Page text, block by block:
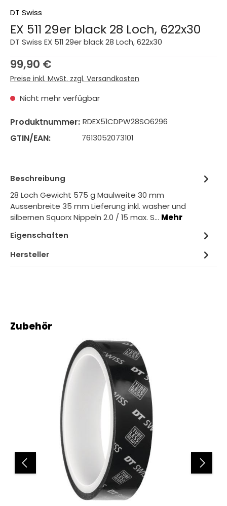
DT Swiss
EX 511 29er black 28 Loch, 622x30
DT Swiss EX 511 29er black 28 Loch, 622x30
Regulärer Preis:
99,90 €
Preise inkl. MwSt. zzgl. Versandkosten
Nicht mehr verfügbar
Produktnummer: RDEX51CDPW28SO6296
GTIN/EAN: 7613052073101
Beschreibung
28 Loch Gewicht 575 g Maulweite 30 mm
Aussenbreite 35 mm Lieferung inkl. washer und
silbernen Squorx Nippeln 2.0 / 15 max. S… Mehr
Eigenschaften
Hersteller
Produktgalerie überspringen
Zubehör